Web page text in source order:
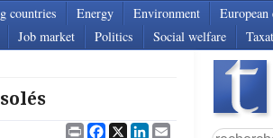
countries Energy Environment European
Job market Politics Social welfare
PrintFacebook
X LinkedIn
Email